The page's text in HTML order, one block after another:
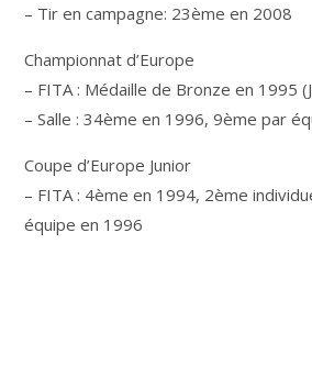
– Tir en campagne: 23ème en 2008
Championnat d’Europe
– FITA : Médaille de Bronze en 1995
– Salle : 34ème en 1996, 9ème par
Coupe d’Europe Junior
– FITA : 4ème en 1994, 2ème
équipe en 1996